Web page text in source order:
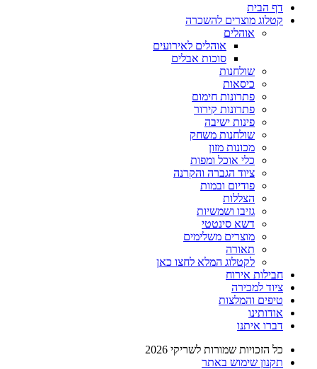
דף הבית
קטלוג מוצרים להשכרה
אוהלים
אוהלים לאירועים
סוכות אבלים
שולחנות
כיסאות
פתרונות חימום
פתרונות קירור
פינות ישיבה
שולחנות משחק
מכונות מזון
כלי אוכל ומפות
ציוד הגברה והקרנה
פודיום ובמות
הצללות
גזיבו ושמשיות
דשא סינטטי
מוצרים משלימים
תאורה
לקטלוג המלא לחצו כאן
חבילות אירוח
ציוד למכירה
טיפים והמלצות
אודותינו
דברו איתנו
כל הזכויות שמורות לשריקי 2026
תקנון שימוש באתר